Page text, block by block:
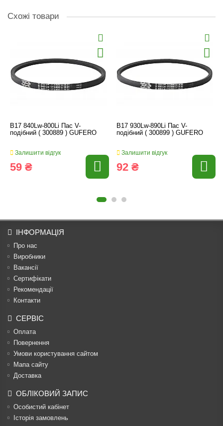
Схожі товари
B17 840Lw-800Li Пас V-
подібний ( 300889 ) GUFERO
Залишити відгук
59 ₴
B17 930Lw-890Li Пас V-
подібний ( 300899 ) GUFERO
Залишити відгук
92 ₴
ІНФОРМАЦІЯ
Про нас
Виробники
Вакансії
Сертифікати
Рекомендації
Контакти
СЕРВІС
Оплата
Повернення
Умови користування сайтом
Мапа сайту
Доставка
ОБЛІКОВИЙ ЗАПИС
Особистий кабінет
Історія замовлень